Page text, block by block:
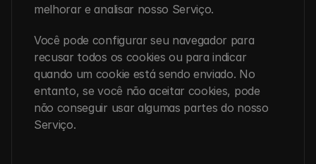
melhorar e analisar nosso Serviço.
Você pode configurar seu navegador para
recusar todos os cookies ou para indicar
quando um cookie está sendo enviado. No
entanto, se você não aceitar cookies, pode
não conseguir usar algumas partes do nosso
Serviço.